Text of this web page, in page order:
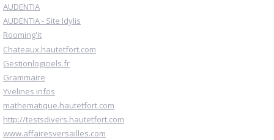
AUDENTIA
AUDENTIA - Site Idylis
Rooming'it
Chateaux.hautetfort.com
Gestionlogiciels.fr
Grammaire
Yvelines infos
mathematique.hautetfort.com
http://testsdivers.hautetfort.com
www.affairesversailles.com